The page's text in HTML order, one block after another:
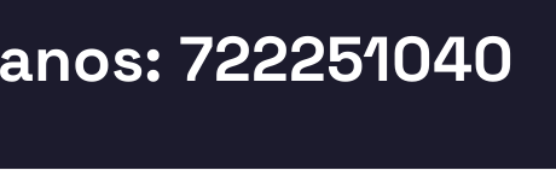
722251040